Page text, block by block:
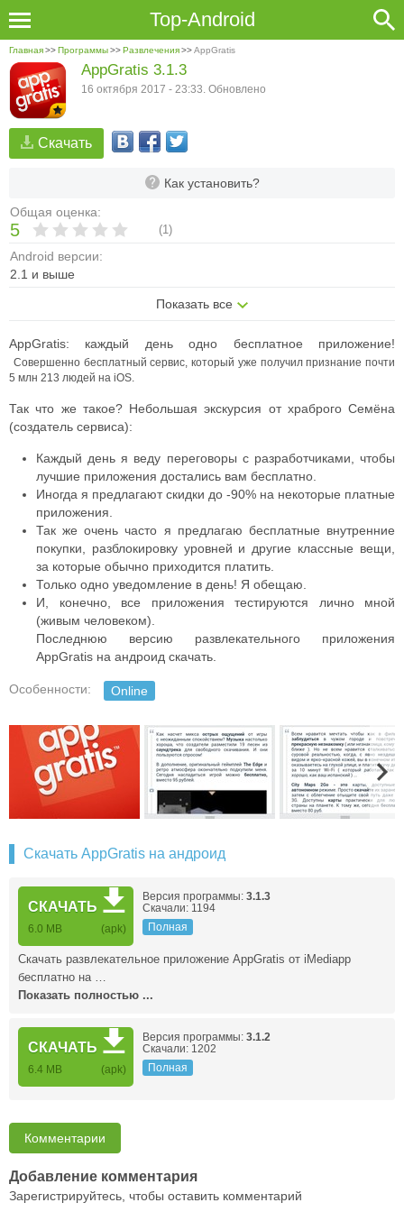
Top-Android
Главная>>Программы>>Развлечения>>AppGratis
Скачать
Как установить?
Общая оценка:
5 (1)
Android версии:
2.1 и выше
Показать все
AppGratis 3.1.3
16 октября 2017 - 23:33. Обновлено
AppGratis: каждый день одно бесплатное приложение!
Совершенно бесплатный сервис, который уже получил признание почти
5 млн 213 людей на iOS.
Так что же такое? Небольшая экскурсия от храброго Семёна
(создатель сервиса):
Каждый день я веду переговоры с разработчиками, чтобы
лучшие приложения достались вам бесплатно.
Иногда я предлагают скидки до -90% на некоторые платные
приложения.
Так же очень часто я предлагаю бесплатные внутренние
покупки, разблокировку уровней и другие классные вещи,
за которые обычно приходится платить.
Только одно уведомление в день! Я обещаю.
И, конечно, все приложения тестируются лично мной
(живым человеком).
Последнюю версию развлекательного приложения
AppGratis на андроид скачать.
Особенности: Online
Скачать AppGratis на андроид
СКАЧАТЬ
6.0 MB (apk)
Версия программы: 3.1.3
Скачали: 1194
Полная
Скачать развлекательное приложение AppGratis от iMediapp
бесплатно на …
Показать полностью ...
СКАЧАТЬ
6.4 MB (apk)
Версия программы: 3.1.2
Скачали: 1202
Полная
Комментарии
Добавление комментария
Зарегистрируйтесь, чтобы оставить комментарий